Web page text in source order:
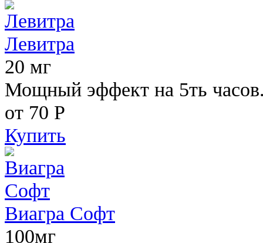
Левитра
20 мг
Мощный эффект на 5ть
от 70 Р
Купить
Виагра Софт
100мг